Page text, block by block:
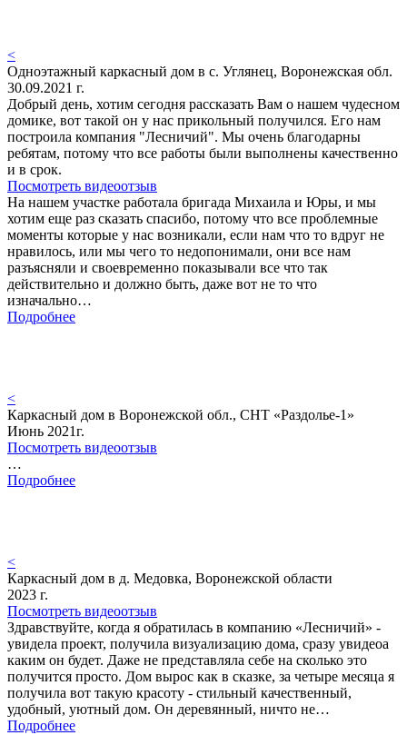
<
Одноэтажный каркасный дом в с. Углянец, Воронежская обл.
30.09.2021 г.
Добрый день, хотим сегодня рассказать Вам о нашем чудесном
домике, вот такой он у нас прикольный получился. Его нам
построила компания "Лесничий". Мы очень благодарны
ребятам, потому что все работы были выполнены качественно
и в срок.
Посмотреть видеоотзыв
На нашем участке работала бригада Михаила и Юры, и мы
хотим еще раз сказать спасибо, потому что все проблемные
моменты которые у нас возникали, если нам что то вдруг не
нравилось, или мы чего то недопонимали, они все нам
разъясняли и своевременно показывали все что так
действительно и должно быть, даже вот не то что
изначально…
Подробнее
<
Каркасный дом в Воронежской обл., СНТ «Раздолье-1»
Июнь 2021г.
Посмотреть видеоотзыв
…
Подробнее
<
Каркасный дом в д. Медовка, Воронежской области
2023 г.
Посмотреть видеоотзыв
Здравствуйте, когда я обратилась в компанию «Лесничий» -
увидела проект, получила визуализацию дома, сразу увидеоа
каким он будет. Даже не представляла себе на сколько это
получится просто. Дом вырос как в сказке, за четыре месяца я
получила вот такую красоту - стильный качественный,
удобный, уютный дом. Он деревянный, ничто не…
Подробнее